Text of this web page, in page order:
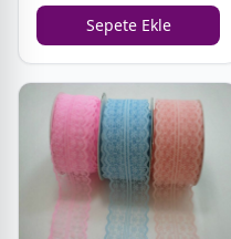
Sepete Ekle